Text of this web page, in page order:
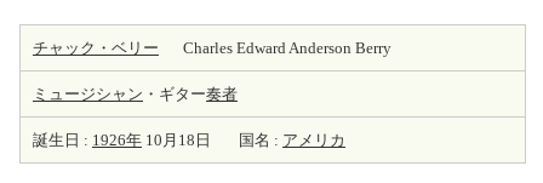
チャック・ベリー Charles Edward Anderson Berry
ミュージシャン ・ギター奏者
誕生日 : 1926年 10月18日 国名 : アメリカ